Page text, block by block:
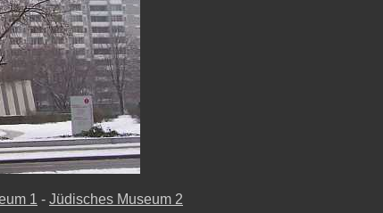
1 - Jüdisches Museum 2